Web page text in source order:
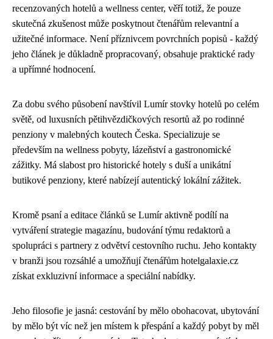
recenzovaných hotelů a wellness center, věří totiž, že pouze
skutečná zkušenost může poskytnout čtenářům relevantní a
užitečné informace. Není příznivcem povrchních popisů - každý
jeho článek je důkladně propracovaný, obsahuje praktické rady
a upřímné hodnocení.
Za dobu svého působení navštívil Lumír stovky hotelů po celém
světě, od luxusních pětihvězdičkových resortů až po rodinné
penziony v malebných koutech Česka. Specializuje se
především na wellness pobyty, lázeňství a gastronomické
zážitky. Má slabost pro historické hotely s duší a unikátní
butikové penziony, které nabízejí autentický lokální zážitek.
Kromě psaní a editace článků se Lumír aktivně podílí na
vytváření strategie magazínu, budování týmu redaktorů a
spolupráci s partnery z odvětví cestovního ruchu. Jeho kontakty
v branži jsou rozsáhlé a umožňují čtenářům hotelgalaxie.cz
získat exkluzivní informace a speciální nabídky.
Jeho filosofie je jasná: cestování by mělo obohacovat, ubytování
by mělo být víc než jen místem k přespání a každý pobyt by měl